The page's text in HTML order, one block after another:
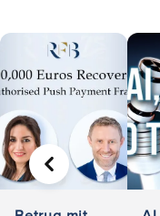
VORHERIGE